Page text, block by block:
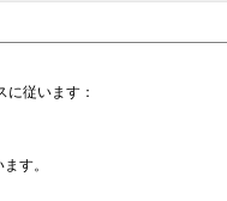
従います：
す。